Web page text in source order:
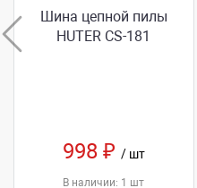
Шина цепной пилы
HUTER CS-181
998 ₽ / шт
В наличии: 1 шт